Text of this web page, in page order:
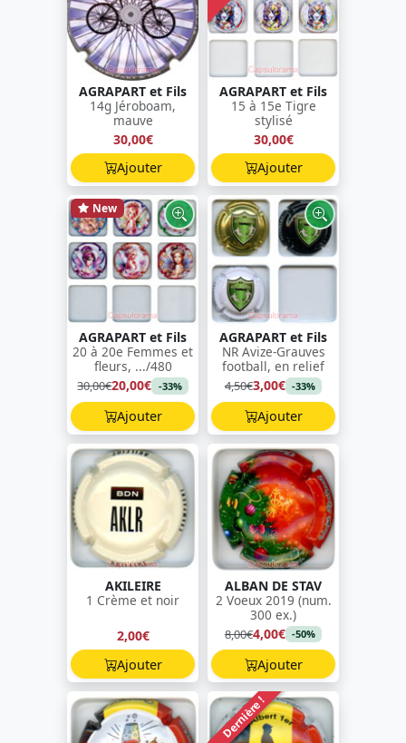
AGRAPART et Fils
14g Jéroboam,
mauve
30,00€
Ajouter
AGRAPART et Fils
15 à 15e Tigre
stylisé
30,00€
Ajouter
New
AGRAPART et Fils
20 à 20e Femmes et
fleurs, .../480
30,00€20,00€ -33%
Ajouter
AGRAPART et Fils
NR Avize-Grauves
football, en relief
4,50€3,00€ -33%
Ajouter
AKILEIRE
1 Crème et noir
2,00€
Ajouter
ALBAN DE STAV
2 Voeux 2019 (num.
300 ex.)
8,00€4,00€ -50%
Ajouter
Dernière !